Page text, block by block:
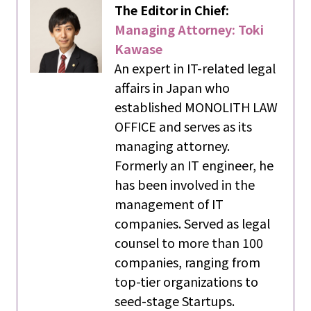
The Editor in Chief:
Managing Attorney: Toki
Kawase
An expert in IT-related legal
affairs in Japan who
established MONOLITH LAW
OFFICE and serves as its
managing attorney.
Formerly an IT engineer, he
has been involved in the
management of IT
companies. Served as legal
counsel to more than 100
companies, ranging from
top-tier organizations to
seed-stage Startups.